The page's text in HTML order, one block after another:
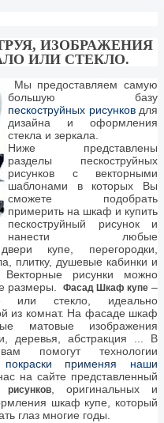
ИЗОБРАЖЕНИЯ
ИЛИ СТЕКЛО.
Мы предоставляем самую
большую базу
пескоструйных рисунковдля
дизайна и оформления
стекла и зеркала.
Ниже представлены
разделы пескоструйных
рисунков с векторными
шаблонами в которых Вы
сможете подобрать
примерить на шкаф и купить
пескоструйный рисунок и
нанести любые
купе, перегородки,
плитку, душевые кабинки и
Векторные рисунки можно
размеры.
Фасад Шкаф купе–
или стекло, идеально
из комнат. На фасаде шкаф
матовые изображения
деревья, абстракция ... В
помогут технологии
покраски применяя наши
на сайте представленный
рисунков, оригинальных и
шкаф купе, который
глаз многие годы.